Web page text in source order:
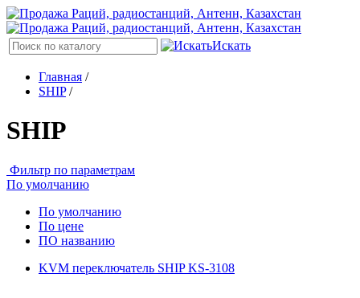
Искать
Главная /
SHIP/
SHIP
Фильтр по параметрам
По умолчанию
По умолчанию
По цене
ПО названию
KVM переключатель SHIP KS-3108